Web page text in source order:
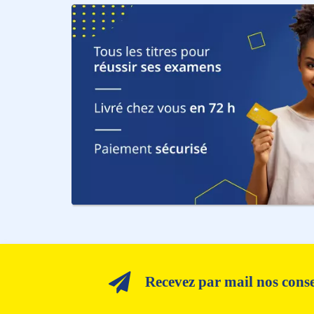
Recevez par mail nos